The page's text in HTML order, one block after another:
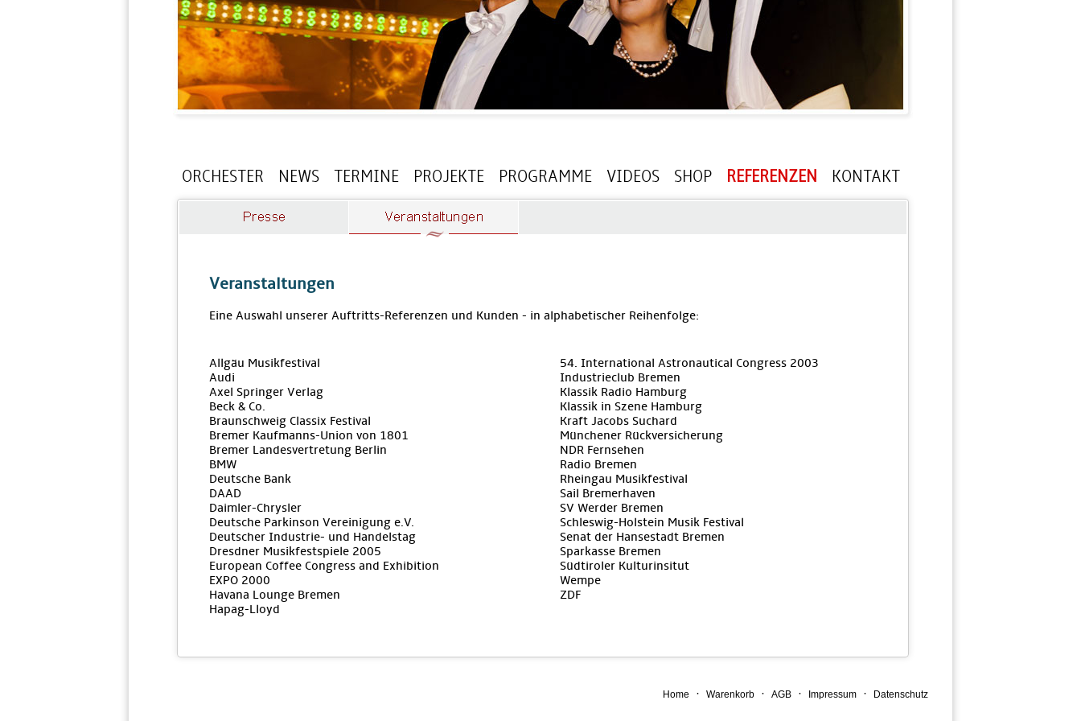
ORCHESTER NEWS TERMINE PROJEKTE PROGRAMME VIDEOS SHOP REFERENZEN KONTAKT
Veranstaltungen
Eine Auswahl unserer Auftritts-Referenzen und Kunden - in alphabetischer Reihenfolge:
Allgäu Musikfestival
Audi
Axel Springer Verlag
Beck & Co.
Braunschweig Classix Festival
Bremer Kaufmanns-Union von 1801
Bremer Landesvertretung Berlin
BMW
Deutsche Bank
DAAD
Daimler-Chrysler
Deutsche Parkinson Vereinigung e.V.
Deutscher Industrie- und Handelstag
Dresdner Musikfestspiele 2005
European Coffee Congress and Exhibition
EXPO 2000
Havana Lounge Bremen
Hapag-Lloyd
54. International Astronautical Congress 2003
Industrieclub Bremen
Klassik Radio Hamburg
Klassik in Szene Hamburg
Kraft Jacobs Suchard
Münchener Rückversicherung
NDR Fernsehen
Radio Bremen
Rheingau Musikfestival
Sail Bremerhaven
SV Werder Bremen
Schleswig-Holstein Musik Festival
Senat der Hansestadt Bremen
Sparkasse Bremen
Südtiroler Kulturinsitut
Wempe
ZDF
Home · Warenkorb · AGB · Impressum · Datenschutz